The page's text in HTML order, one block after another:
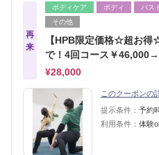
再
来
ボディケア ボディ バス
その他
【HPB限定価格☆超お得
で！4回コース￥
¥28,000
このクーポンの
提示条件： 予約
利用条件： 体験